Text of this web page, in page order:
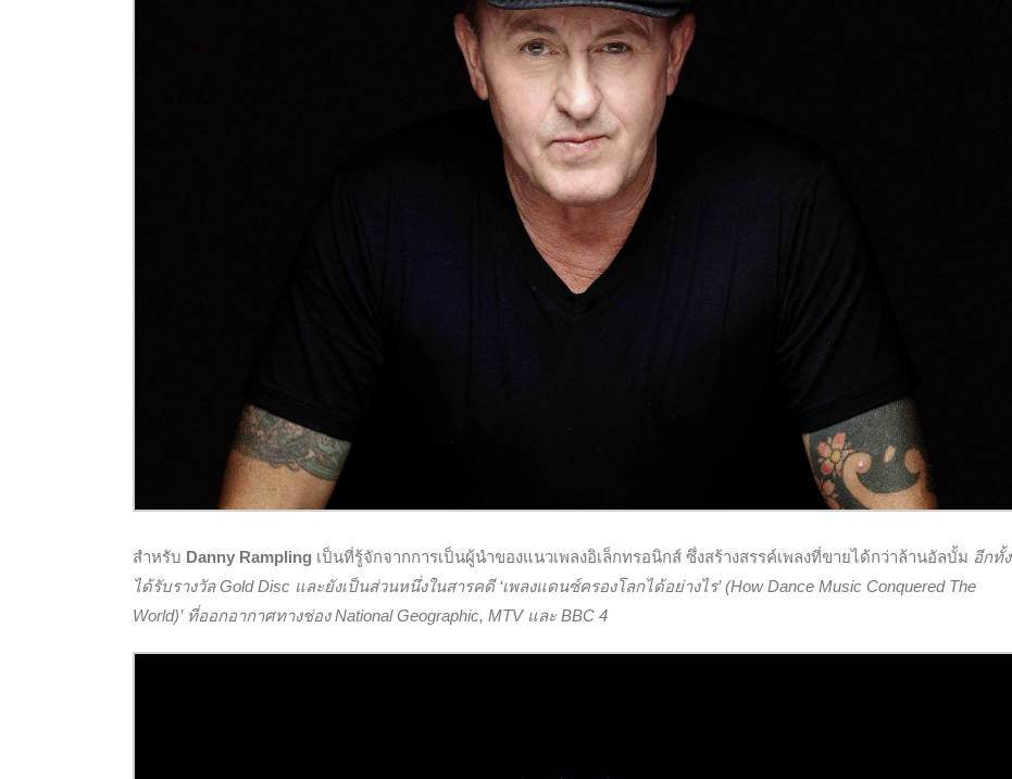
สำหรับ Danny Rampling เป็นที่รู้จักจากการเป็นผู้นำของแนวเพลงอิเล็กทรอนิกส์ ซึ่งสร้างสรรค์เพลงที่ขายได้กว่าล้านอัลบั้ม อีกทั้ง
ได้รับรางวัล Gold Disc และยังเป็นส่วนหนึ่งในสารคดี ‘เพลงแดนซ์ครองโลกได้อย่างไร’ (How Dance Music Conquered The
World)’ ที่ออกอากาศทางช่อง National Geographic, MTV และ BBC 4